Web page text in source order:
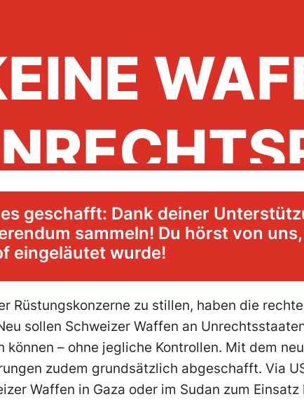
Kriegsmaterial-
jetzt
geschafft: Dank deiner
sammeln! Du hörst von
eingeläutet wurde!
Rüstungskonzerne zu stillen, haben die
sollen Schweizer Waffen an
– ohne jegliche Kontrollen. Mit dem
zudem grundsätzlich abgeschafft. Via
Waffen in Gaza oder im Sudan zum